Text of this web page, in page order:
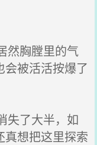
然胸膛里的气
被活活按爆了
失了大半，如
真想把这里探索